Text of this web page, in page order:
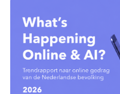
toepassingen, en waar
artikel is aangeleverd door
Research. ▼ De uitkomsten